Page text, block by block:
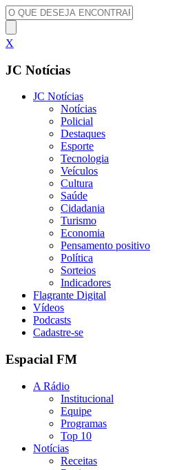
X
JC Notícias
JC Notícias
Notícias
Policial
Destaques
Esporte
Tecnologia
Veículos
Cultura
Saúde
Cidadania
Turismo
Economia
Pensamento positivo
Política
Sorteios
Indicadores
Flagrante Digital
Vídeos
Podcasts
Cadastre-se
Espacial FM
A Rádio
Institucional
Equipe
Programas
Top 10
Notícias
Receitas